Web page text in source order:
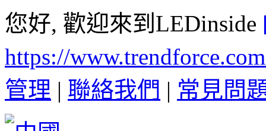
您好, 歡迎來到LEDinside
https://
管理 | 聯絡我們 | 常見問